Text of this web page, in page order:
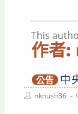
作者:
This
公告 中
Postnknush36